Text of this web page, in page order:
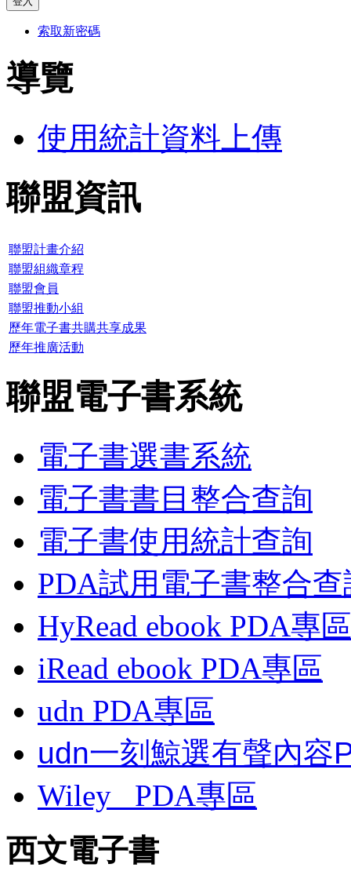
索取新密碼
導覽
使用統計資料上傳
聯盟資訊
聯盟計畫介紹
聯盟組織章程
聯盟會員
聯盟推動小組
歷年電子書共購共享成果
歷年推廣活動
聯盟電子書系統
電子書選書系統
電子書書目整合查詢
電子書使用統計查詢
PDA試用電子書整合查
HyRead ebook PDA專區
iRead ebook PDA專區
udn PDA專區
udn一刻鯨選有聲內容
Wiley
PDA專區
西文電子書